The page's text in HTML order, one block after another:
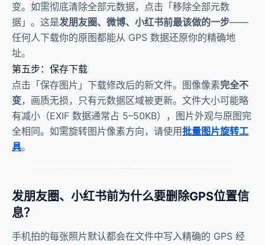
变。如需彻底清除全部元数据，点击「移除全部元数
据」。这是发朋友圈、微博、小红书前最该做的一步——
任何人下载你的原图都能从 GPS 数据还原你的精确地
址。
第五步：保存下载
点击「保存图片」下载修改后的新文件。图像像素完全不
变，画质无损，只有元数据区域被更新。文件大小可能略
有减小（EXIF 数据通常占 5–50KB），图片外观与原图完
全相同。如需旋转图片像素方向，请使用批量图片旋转工
具。
发朋友圈、小红书前为什么要删除GPS位置信
息？
手机拍的每张照片默认都会在文件中写入精确的 GPS 经